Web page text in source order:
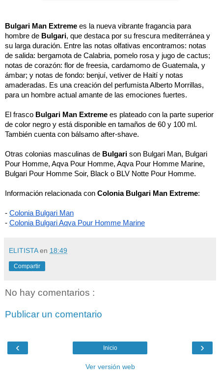
Bulgari Man Extreme es la nueva vibrante fragancia para
hombre de Bulgari, que destaca por su frescura mediterránea y
su larga duración. Entre las notas olfativas encontramos: notas
de salida: bergamota de Calabria, pomelo rosa y jugo de cactus;
notas de corazón: flor de freesia, cardamomo de Guatemala, y
ámbar; y notas de fondo: benjuí, vetiver de Haití y notas
amaderadas. Es una creación del perfumista Alberto Morrillas,
para un hombre actual amante de las emociones fuertes.
El frasco Bulgari Man Extreme es plateado con la parte superior
de color negro y está disponible en tamaños de 60 y 100 ml.
También cuenta con bálsamo after-shave.
Otras colonias masculinas de Bulgari son Bulgari Man, Bulgari
Pour Homme, Aqva Pour Homme, Aqva Pour Homme Marine,
Bulgari Pour Homme Soir, Black o BLV Notte Pour Homme.
Información relacionada con Colonia Bulgari Man Extreme:
- Colonia Bulgari Man
- Colonia Bulgari Aqva Pour Homme Marine
ELITISTAen 18:49
Compartir
No hay comentarios :
Publicar un comentario
‹ ›
Inicio
Ver versión web